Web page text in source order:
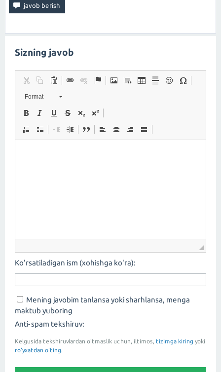
Sizning javob
Format
Ko'rsatiladigan ism (xohishga ko'ra):
Mening javobim tanlansa yoki sharhlansa, menga
maktub yuboring
Anti-spam tekshiruv:
Kelgusida tekshiruvlardan o'tmaslik uchun, iltimos, tizimga kiring yoki
ro'yxatdan o'ting.